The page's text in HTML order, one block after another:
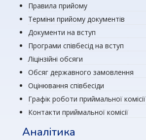
Правила прийому
Терміни прийому документів
Документи на вступ
Програми співбесід на вступ
Ліцінзійні обсяги
Обсяг державного замовлення
Оцінювання співбесіди
Графік роботи приймальної комісії
Контакти приймальної комісії
Аналітика